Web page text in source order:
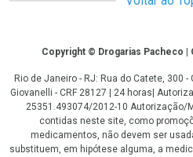
CopyrightCopyright © Drogarias Pacheco |
Rio de Janeiro - RJ: Rua do Catete, 300 -
Giovanelli - CRF 28127 | 24 horas|
25351.493074/2012-10 Autorização/
contidas neste site, como
medicamentos, não devem ser
substituem, em hipótese alguma, a